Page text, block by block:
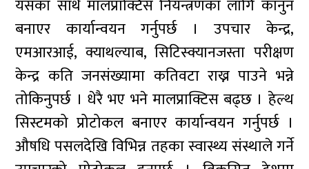
यसका साथै मालप्राक्टिस नियन्त्रणका लागि कानुन
बनाएर कार्यान्वयन गर्नुपर्छ । उपचार केन्द्र,
एमआरआई, क्याथल्याब, सिटिस्क्यानजस्ता परीक्षण
केन्द्र कति जनसंख्यामा कतिवटा राख्न पाउने भन्ने
तोकिनुपर्छ । धेरै भए भने मालप्राक्टिस बढ्छ । हेल्थ
सिस्टमको प्रोटोकल बनाएर कार्यान्वयन गर्नुपर्छ ।
औषधि पसलदेखि विभिन्न तहका स्वास्थ्य संस्थाले गर्ने